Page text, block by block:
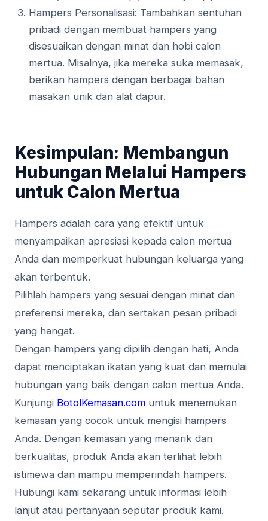
Hampers Personalisasi: Tambahkan sentuhan
pribadi dengan membuat hampers yang
disesuaikan dengan minat dan hobi calon
mertua. Misalnya, jika mereka suka memasak,
berikan hampers dengan berbagai bahan
masakan unik dan alat dapur.
Kesimpulan: Membangun
Hubungan Melalui Hampers
untuk Calon Mertua
Hampers adalah cara yang efektif untuk
menyampaikan apresiasi kepada calon mertua
Anda dan memperkuat hubungan keluarga yang
akan terbentuk.
Pilihlah hampers yang sesuai dengan minat dan
preferensi mereka, dan sertakan pesan pribadi
yang hangat.
Dengan hampers yang dipilih dengan hati, Anda
dapat menciptakan ikatan yang kuat dan memulai
hubungan yang baik dengan calon mertua Anda.
Kunjungi BotolKemasan.com untuk menemukan
kemasan yang cocok untuk mengisi hampers
Anda. Dengan kemasan yang menarik dan
berkualitas, produk Anda akan terlihat lebih
istimewa dan mampu memperindah hampers.
Hubungi kami sekarang untuk informasi lebih
lanjut atau pertanyaan seputar produk kami.